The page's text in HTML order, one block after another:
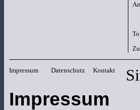
Impressum Datenschutz Kontakt
Impressum